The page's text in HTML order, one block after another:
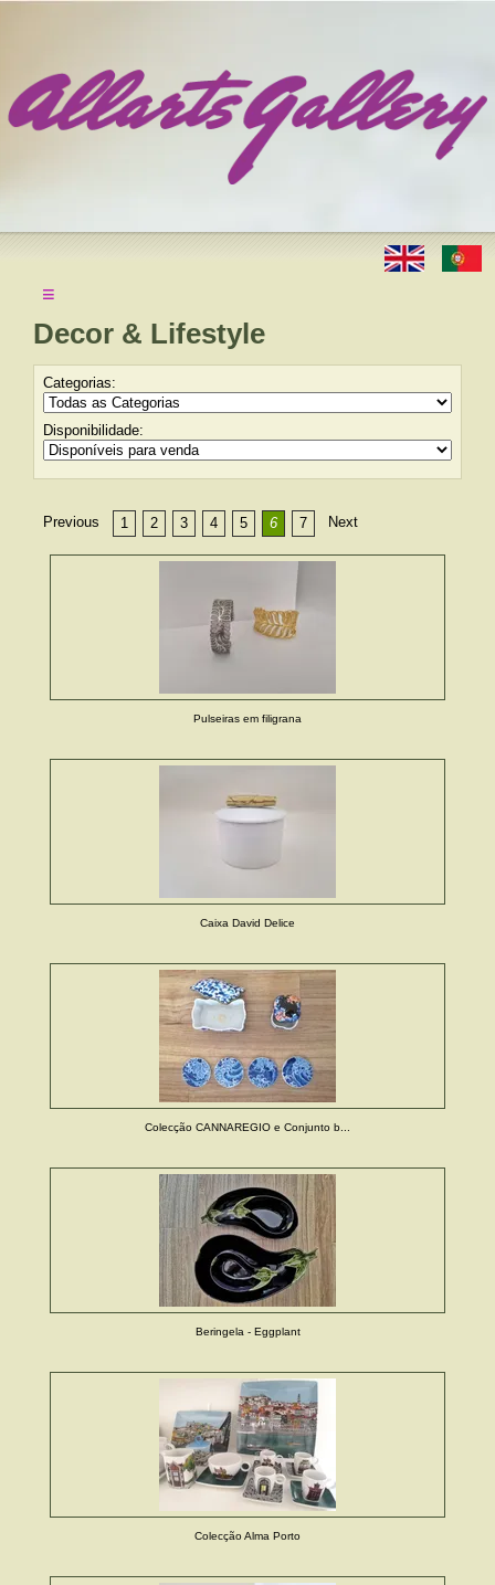
≡
Decor & Lifestyle
Categorias:
Disponibilidade:
Previous 1 2 3 4 5 6 7 Next
Pulseiras em filigrana
Caixa David Delice
Colecção CANNAREGIO e Conjunto b...
Beringela - Eggplant
Colecção Alma Porto